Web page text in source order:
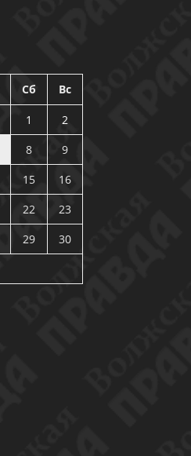
Сб Вс
1
2
8
9
15
16
22
23
29
30